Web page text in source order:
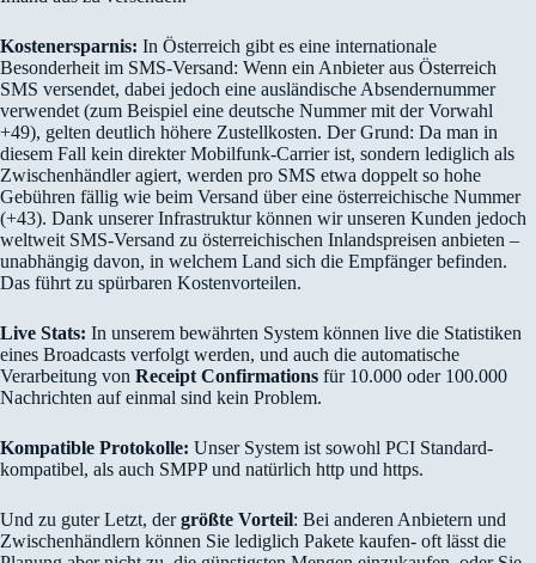
Kostenersparnis: In Österreich gibt es eine internationale
Besonderheit im SMS-Versand: Wenn ein Anbieter aus Österreich
SMS versendet, dabei jedoch eine ausländische Absendernummer
verwendet (zum Beispiel eine deutsche Nummer mit der Vorwahl
+49), gelten deutlich höhere Zustellkosten. Der Grund: Da man in
diesem Fall kein direkter Mobilfunk-Carrier ist, sondern lediglich als
Zwischenhändler agiert, werden pro SMS etwa doppelt so hohe
Gebühren fällig wie beim Versand über eine österreichische Nummer
(+43). Dank unserer Infrastruktur können wir unseren Kunden jedoch
weltweit SMS-Versand zu österreichischen Inlandspreisen anbieten –
unabhängig davon, in welchem Land sich die Empfänger befinden.
Das führt zu spürbaren Kostenvorteilen.
Live Stats: In unserem bewährten System können live die Statistiken
eines Broadcasts verfolgt werden, und auch die automatische
Verarbeitung von Receipt Confirmations für 10.000 oder 100.000
Nachrichten auf einmal sind kein Problem.
Kompatible Protokolle: Unser System ist sowohl PCI Standard-
kompatibel, als auch SMPP und natürlich http und https.
Und zu guter Letzt, dergrößte Vorteil: Bei anderen Anbietern und
Zwischenhändlern können Sie lediglich Pakete kaufen- oft lässt die